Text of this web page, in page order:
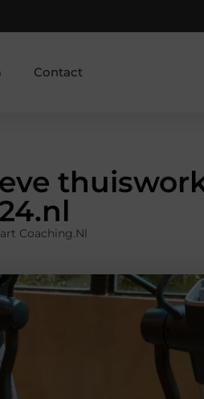
Contact
Coaching.nl